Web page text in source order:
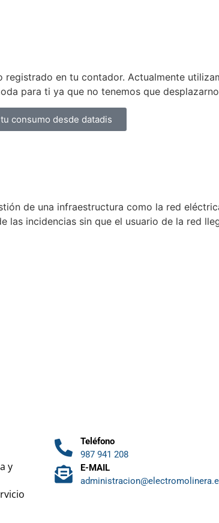
en tu contador. Actualmente
para ti ya que no tenemos que
consumo desde datadis
de una infraestructura como la red
las incidencias sin que el usuario de la red
y
Teléfono
987 941 208
E-MAIL